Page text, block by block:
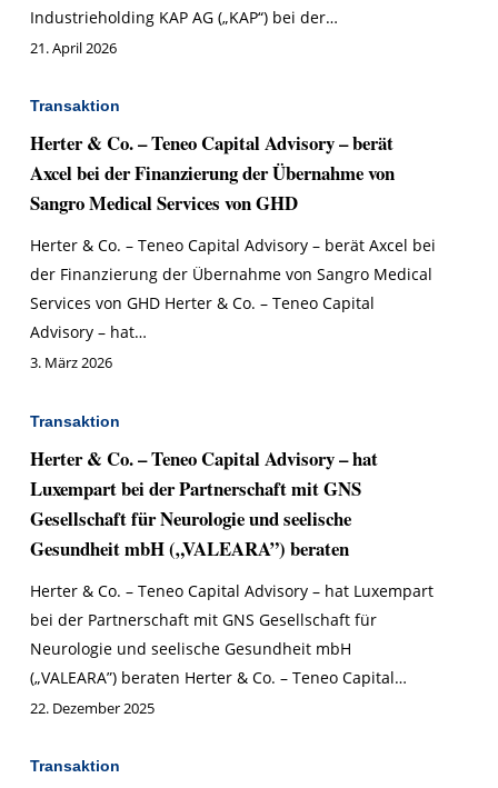
Industrieholding KAP AG („KAP“) bei der…
21. April 2026
Transaktion
Herter & Co. – Teneo Capital Advisory – berät
Axcel bei der Finanzierung der Übernahme von
Sangro Medical Services von GHD
Herter & Co. – Teneo Capital Advisory – berät Axcel bei
der Finanzierung der Übernahme von Sangro Medical
Services von GHD Herter & Co. – Teneo Capital
Advisory – hat…
3. März 2026
Transaktion
Herter & Co. – Teneo Capital Advisory – hat
Luxempart bei der Partnerschaft mit GNS
Gesellschaft für Neurologie und seelische
Gesundheit mbH („VALEARA”) beraten
Herter & Co. – Teneo Capital Advisory – hat Luxempart
bei der Partnerschaft mit GNS Gesellschaft für
Neurologie und seelische Gesundheit mbH
(„VALEARA”) beraten Herter & Co. – Teneo Capital…
22. Dezember 2025
Transaktion